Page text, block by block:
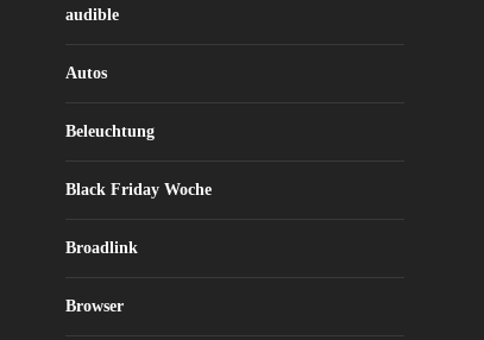
audible
Autos
Beleuchtung
Black Friday Woche
Broadlink
Browser